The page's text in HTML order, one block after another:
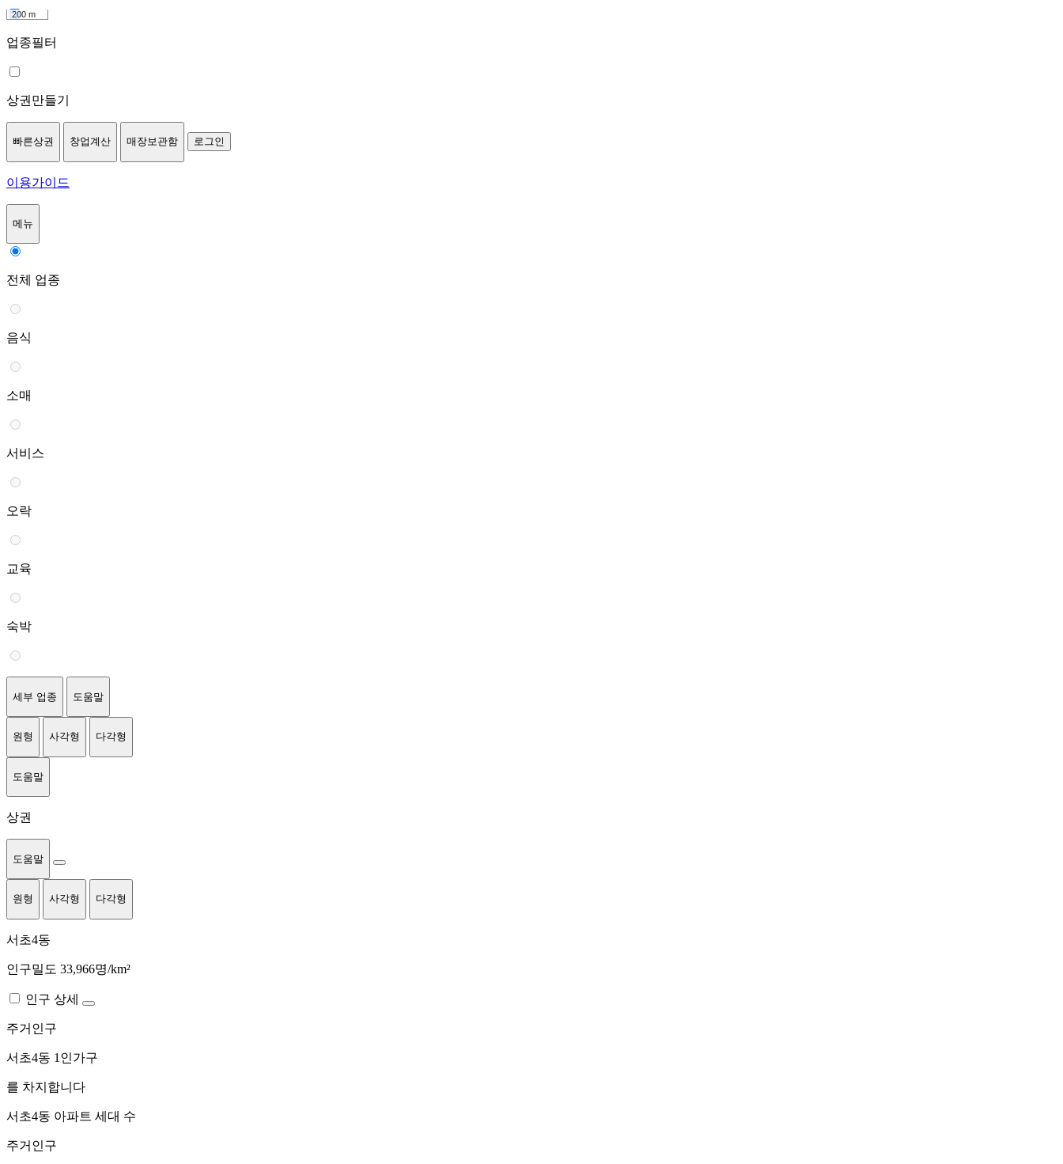
200 m
업종필터
상권만들기
빠른상권 창업계산 매장보관함 로그인
이용가이드
메뉴
전체 업종
음식
소매
서비스
오락
교육
숙박
세부 업종 도움말
원형 사각형 다각형
도움말
상권
도움말
원형 사각형 다각형
서초4동
인구밀도 33,966명/km²
인구 상세
주거인구
서초4동 1인가구
를 차지합니다
서초4동 아파트 세대 수
주거인구